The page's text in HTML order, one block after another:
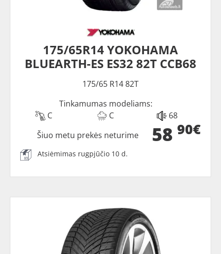
175/65R14 YOKOHAMA
BLUEARTH-ES ES32 82T CCB68
175/65 R14 82T
Tinkamumas modeliams:
C
C 68
58 90€
Šiuo metu prekės neturime
Atsiėmimas rugpjūčio 10 d.